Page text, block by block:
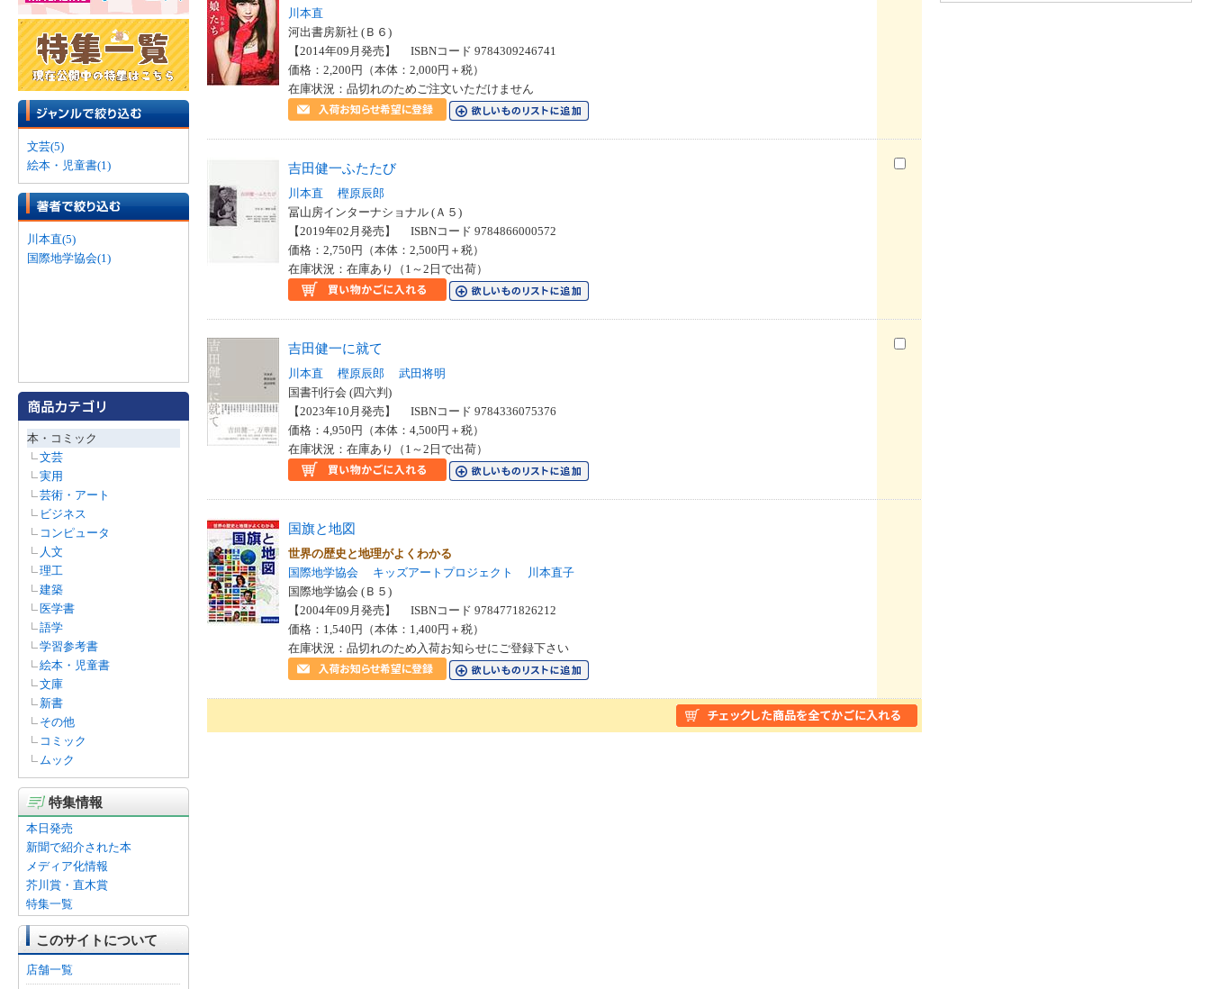
文芸(5)
絵本・児童書(1)
川本直(5)
国際地学協会(1)
本・コミック
文芸
実用
芸術・アート
ビジネス
コンピュータ
人文
理工
建築
医学書
語学
学習参考書
絵本・児童書
文庫
新書
その他
コミック
ムック
特集情報
本日発売
新聞で紹介された本
メディア化情報
芥川賞・直木賞
特集一覧
このサイトについて
店舗一覧
川本直
河出書房新社 (Ｂ６)
【2014年09月発売】 ISBNコード 9784309246741
価格：2,200円（本体：2,000円＋税）
在庫状況：品切れのためご注文いただけません
吉田健一ふたたび
川本直
樫原辰郎
冨山房インターナショナル (Ａ５)
【2019年02月発売】 ISBNコード 9784866000572
価格：2,750円（本体：2,500円＋税）
在庫状況：在庫あり（1～2日で出荷）
吉田健一に就て
川本直 樫原辰郎
武田将明
国書刊行会 (四六判)
【2023年10月発売】 ISBNコード 9784336075376
価格：4,950円（本体：4,500円＋税）
在庫状況：在庫あり（1～2日で出荷）
国旗と地図
世界の歴史と地理がよくわかる
国際地学協会
キッズアートプロジェクト
川本直子
国際地学協会 (Ｂ５)
【2004年09月発売】 ISBNコード 9784771826212
価格：1,540円（本体：1,400円＋税）
在庫状況：品切れのため入荷お知らせにご登録下さい